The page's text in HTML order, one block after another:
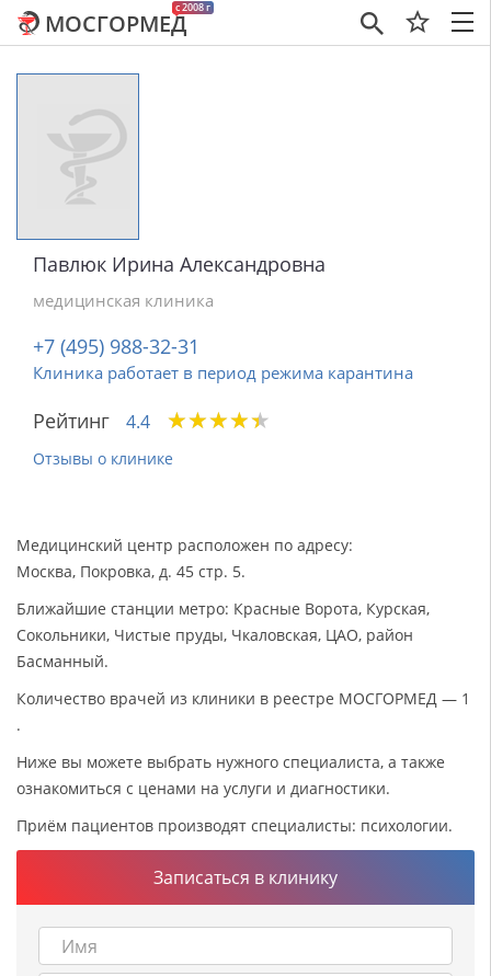
×
c 2008 г
МОСГОРМЕД
Павлюк Ирина Александровна
медицинская клиника
+7 (495) 988-32-31
Клиника работает в период режима карантина
Рейтинг 4.4 ★★★★★
★★★★★
Отзывы о клинике
Медицинский центр расположен по адресу:
Москва, Покровка, д. 45 стр. 5.
Ближайшие станции метро: Красные Ворота, Курская,
Сокольники, Чистые пруды, Чкаловская, ЦАО, район
Басманный.
Количество врачей из клиники в реестре МОСГОРМЕД — 1
.
Ниже вы можете выбрать нужного специалиста, а также
ознакомиться с ценами на услуги и диагностики.
Приём пациентов производят специалисты: психологии.
Записаться в клинику